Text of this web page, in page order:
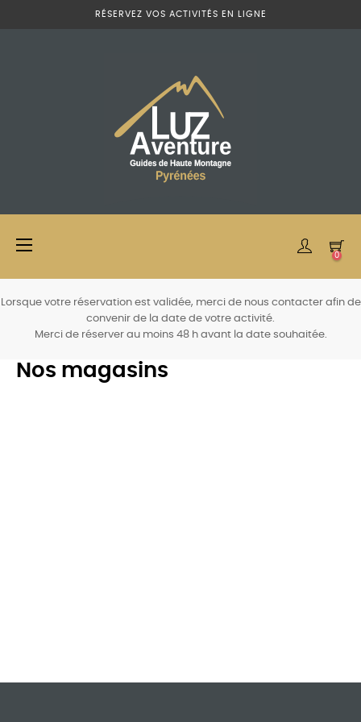
RÉSERVEZ VOS ACTIVITÉS EN LIGNE
Basculer
navigation
☰
0
Lorsque votre réservation est validée, merci de nous contacter afin de
convenir de la date de votre activité.
Merci de réserver au moins 48 h avant la date souhaitée.
Nos magasins